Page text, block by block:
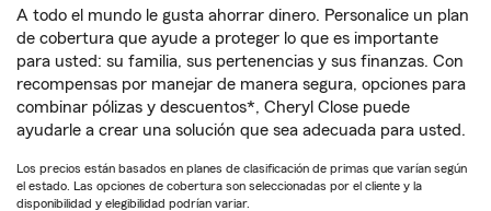
A todo el mundo le gusta ahorrar dinero. Personalice un plan
de cobertura que ayude a proteger lo que es importante
para usted: su familia, sus pertenencias y sus finanzas. Con
recompensas por manejar de manera segura, opciones para
combinar pólizas y descuentos*, Cheryl Close puede
ayudarle a crear una solución que sea adecuada para usted.
Los precios están basados en planes de clasificación de primas que varían según
el estado. Las opciones de cobertura son seleccionadas por el cliente y la
disponibilidad y elegibilidad podrían variar.